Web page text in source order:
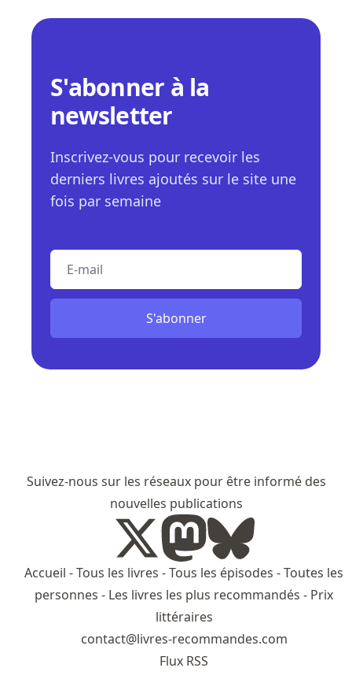
S'abonner à la
newsletter
Inscrivez-vous pour recevoir les
derniers livres ajoutés sur le site une
fois par semaine
S'abonner
Suivez-nous sur les réseaux pour être informé des
nouvelles publications
Accueil -Tous les livres -Tous les épisodes -Toutes les
personnes - Les livres les plus recommandés - Prix
littéraires
contact@livres-recommandes.com
Flux RSS